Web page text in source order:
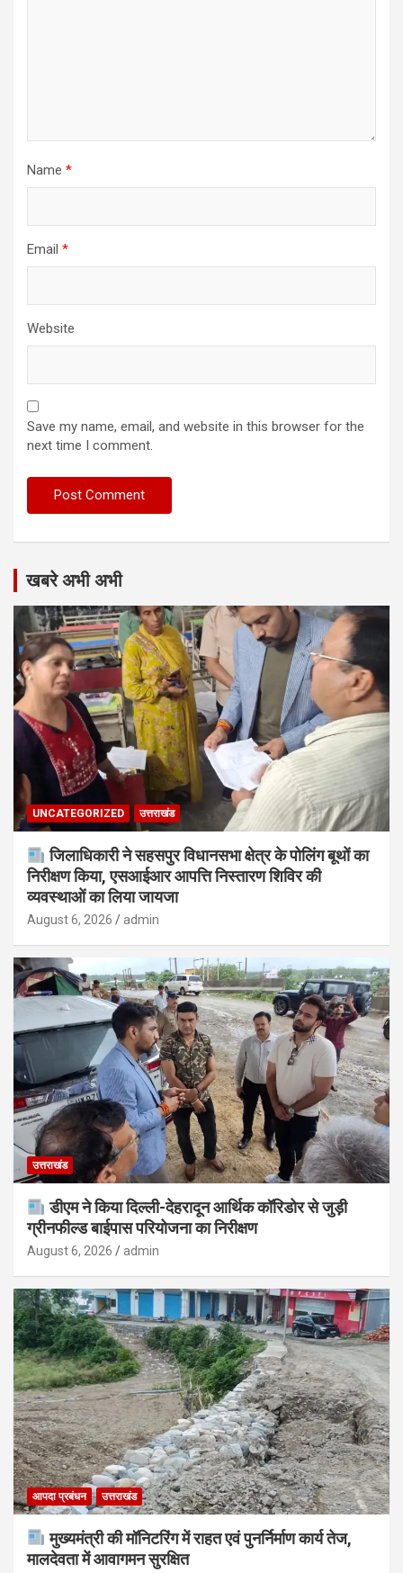
Name *
Email *
Website
Save my name, email, and website in this browser for the
next time I comment.
खबरे अभी अभी
UNCATEGORIZED उत्तराखंड
जिलाधिकारी ने सहसपुर विधानसभा क्षेत्र के पोलिंग बूथों का
निरीक्षण किया, एसआईआर आपत्ति निस्तारण शिविर की
व्यवस्थाओं का लिया जायजा
August 6, 2026 admin
उत्तराखंड
डीएम ने किया दिल्ली-देहरादून आर्थिक कॉरिडोर से जुड़ी
ग्रीनफील्ड बाईपास परियोजना का निरीक्षण
August 6, 2026 admin
आपदा प्रबंधन उत्तराखंड
मुख्यमंत्री की मॉनिटरिंग में राहत एवं पुनर्निर्माण कार्य तेज,
मालदेवता में आवागमन सुरक्षित